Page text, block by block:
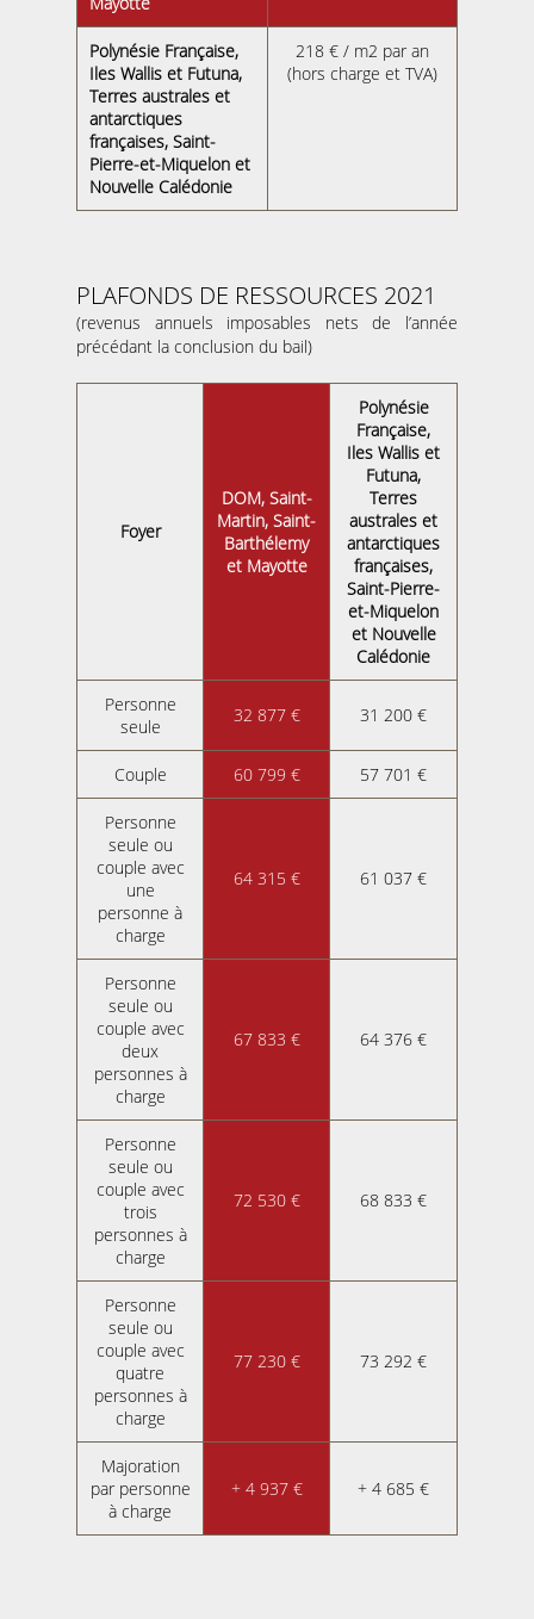
Polynésie Française,
Iles Wallis et Futuna,
Terres australes et
antarctiques
françaises, Saint-
Pierre-et-Miquelon et
Nouvelle Calédonie
218 € / m2 par an
(hors charge et TVA)
PLAFONDS DE RESSOURCES 2021
(revenus annuels imposables nets de l’année
précédant la conclusion du bail)
Foyer
DOM, Saint-
Martin, Saint-
Barthélemy
et Mayotte
Polynésie
Française,
Iles Wallis et
Futuna,
Terres
australes et
antarctiques
françaises,
Saint-Pierre-
et-Miquelon
et Nouvelle
Calédonie
Personne
seule
32 877 € 31 200 €
Couple 60 799 € 57 701 €
Personne
seule ou
couple avec
une
personne à
charge
64 315 € 61 037 €
Personne
seule ou
couple avec
deux
personnes à
charge
67 833 € 64 376 €
Personne
seule ou
couple avec
trois
personnes à
charge
72 530 € 68 833 €
Personne
seule ou
couple avec
quatre
personnes à
charge
77 230 € 73 292 €
Majoration
par personne
à charge
+ 4 937 € + 4 685 €